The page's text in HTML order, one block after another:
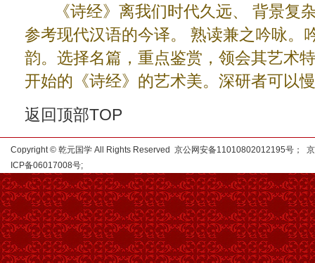
《诗经》离我们时代久远、 背景复
参考现代汉语的今译。 熟读兼之吟咏。
韵。选择名篇，重点鉴赏，领会其艺术
开始的《诗经》的艺术美。深研者可以
返回顶部TOP
Copyright © 乾元国学 All Rights Reserved 京公网安备11010802012195号； 京
ICP备06017008号;